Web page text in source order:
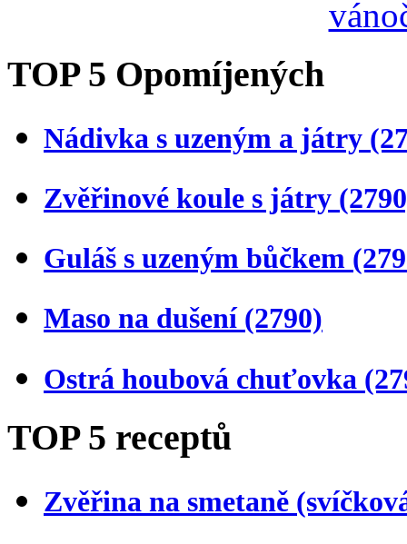
TOP 5 Opomíjených
Nádivka s uzeným a játry
Zvěřinové koule s játry
Guláš s uzeným bůčkem
Maso na dušení (2790)
Ostrá houbová chuťovka
TOP 5 receptů
Zvěřina na smetaně